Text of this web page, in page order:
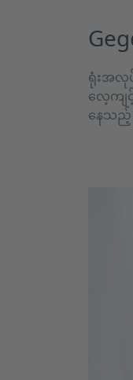
ရုံးအလု
လေ့ကျ
နေသည့်